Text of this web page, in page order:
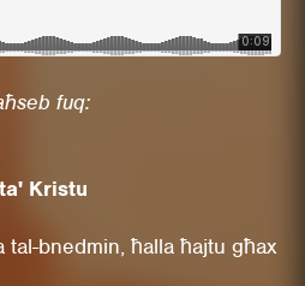
fuq:
Kristu
tal-bnedmin, ħalla ħajtu għax